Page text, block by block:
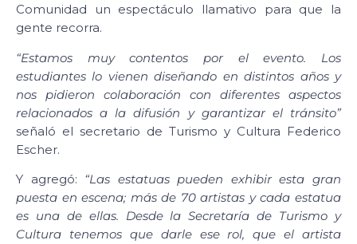
Comunidad un espectáculo llamativo para que la
gente recorra.
“Estamos muy contentos por el evento. Los
estudiantes lo vienen diseñando en distintos años y
nos pidieron colaboración con diferentes aspectos
relacionados a la difusión y garantizar el tránsito”
señaló el secretario de Turismo y Cultura Federico
Escher.
Y agregó: “Las estatuas pueden exhibir esta gran
puesta en escena; más de 70 artistas y cada estatua
es una de ellas. Desde la Secretaría de Turismo y
Cultura tenemos que darle ese rol, que el artista